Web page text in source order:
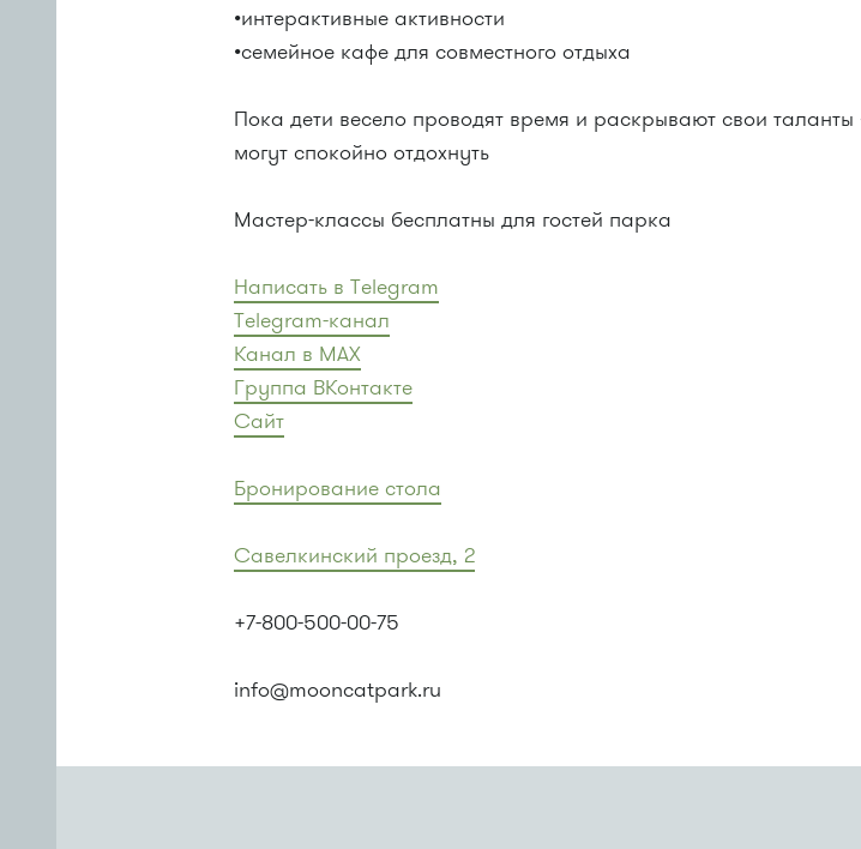
•интерактивные активности
•семейное кафе для совместного отдыха
Пока дети весело проводят время и раскрывают свои
могут спокойно отдохнуть
Мастер-классы бесплатны для гостей парка
Написать в Telegram
Telegram-канал
Канал в MAX
Группа ВКонтакте
Сайт
Бронирование стола
Савелкинский проезд, 2
+7-800-500-00-75
info@mooncatpark.ru